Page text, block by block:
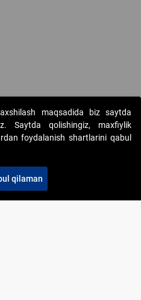
onlayn-auksionlarni tashkil etish"
21-11
maqsadida biz saytda
Saytda qolishingiz, maxfiylik
foydalanish shartlarini qabul
qilaman